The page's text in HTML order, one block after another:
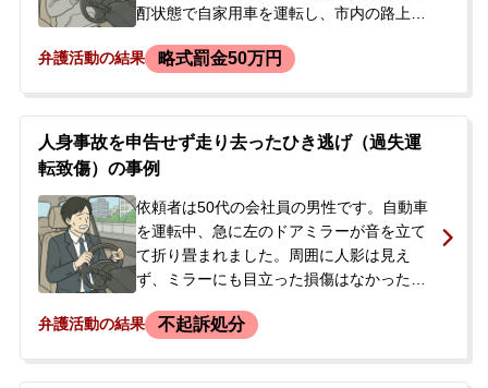
いかと強く不安を感じ、弁護士に相談され
酊状態で自家用車を運転し、市内の路上で
ました。住民の通報で臨場した警察官から
正式裁判になると失職する可能性があった
ため、公判請求を回避し罰金刑で済ませた
いと強く希望し、当事務所へ相談に来られ
ました。
弁護活動の結果 略式罰金50万円
人身事故を申告せず走り去ったひき逃げ（過失運
転致傷）の事例
依頼者は50代の会社員の男性です。自動車
を運転中、急に左のドアミラーが音を立て
て折り畳まれました。周囲に人影は見え
ず、ミラーにも目立った損傷はなかったも
不安を感じました。依頼者は大手企業の人
弁護活動の結果 不起訴処分